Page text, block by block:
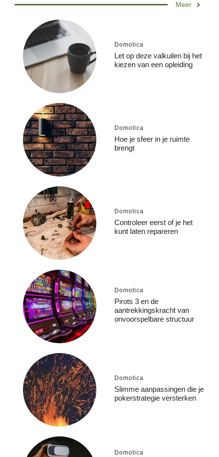
Meer
Domotica
Let op deze valkuilen bij het
kiezen van een opleiding
Domotica
Hoe je sfeer in je ruimte
brengt
Domotica
Controleer eerst of je het
kunt laten repareren
Domotica
Pirots 3 en de
aantrekkingskracht van
onvoorspelbare structuur
Domotica
Slimme aanpassingen die je
pokerstrategie versterken
Domotica